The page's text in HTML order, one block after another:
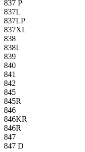
837 P
837L
837LP
837XL
838
838L
839
840
841
842
845
845R
846
846KR
846R
847
847 D